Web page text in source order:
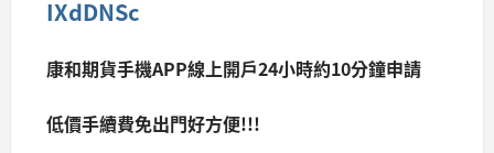
IXdDNSc
康和期貨手機APP線上開戶24小時約10分鐘申請
低價手續費免出門好方便!!!